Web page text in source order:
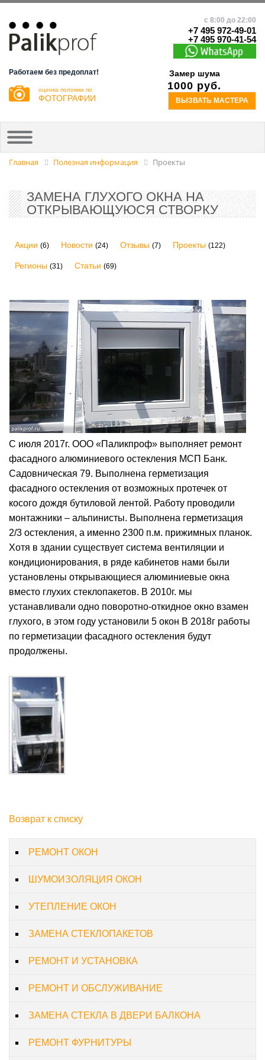
с 8:00 до 22:00
+7 495 972-49-01
+7 495 970-41-54
Работаем без предоплат!
оценка поломки по
ФОТОГРАФИИ
Замер шума
1000 руб.
ВЫЗВАТЬ МАСТЕРА
Главная Полезная информация Проекты
ЗАМЕНА ГЛУХОГО ОКНА НА
ОТКРЫВАЮЩУЮСЯ СТВОРКУ
РЕМОНТ ОКОН
ШУМОИЗОЛЯЦИЯ ОКОН
УТЕПЛЕНИЕ ОКОН
ЗАМЕНА СТЕКЛОПАКЕТОВ
РЕМОНТ И УСТАНОВКА
РЕМОНТ И ОБСЛУЖИВАНИЕ
ЗАМЕНА СТЕКЛА В ДВЕРИ БАЛКОНА
РЕМОНТ ФУРНИТУРЫ
Акции (6) Новости (24) Отзывы (7) Проекты (122)
Регионы (31) Статьи (69)
С июля 2017г. ООО «Паликпроф» выполняет ремонт
фасадного алюминиевого остекления МСП Банк.
Садовническая 79. Выполнена герметизация
фасадного остекления от возможных протечек от
косого дождя бутиловой лентой. Работу проводили
монтажники – альпинисты. Выполнена герметизация
2/3 остекления, а именно 2300 п.м. прижимных планок.
Хотя в здании существует система вентиляции и
кондиционирования, в ряде кабинетов нами были
установлены открывающиеся алюминиевые окна
вместо глухих стеклопакетов. В 2010г. мы
устанавливали одно поворотно-откидное окно взамен
глухого, в этом году установили 5 окон В 2018г работы
по герметизации фасадного остекления будут
продолжены.
Возврат к списку